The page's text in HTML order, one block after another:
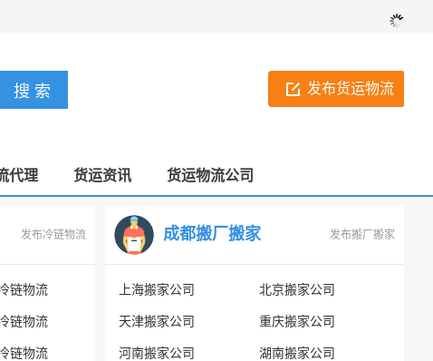
发布货运物流
代理 货运资讯 货运物流公司
发布冷链物流
链物流
链物流
链物流
成都搬厂搬家 发布搬厂搬家
上海搬家公司 北京搬家公司
天津搬家公司 重庆搬家公司
河南搬家公司 湖南搬家公司